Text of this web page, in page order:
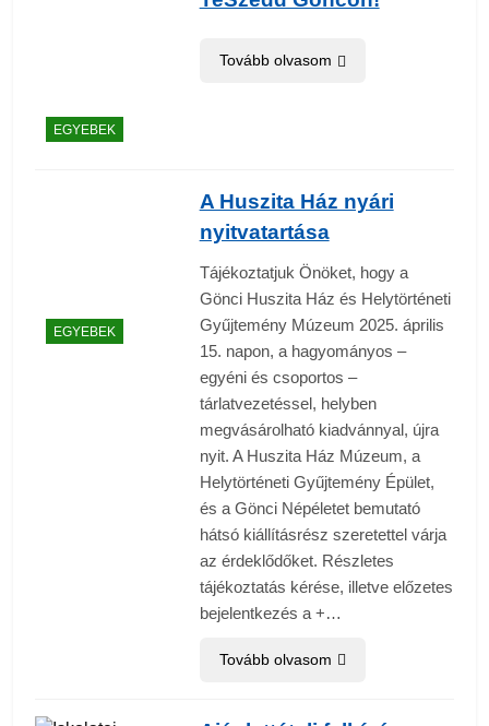
EGYEBEK
Tovább olvasom
EGYEBEK
A Huszita Ház nyári
nyitvatartása
Tájékoztatjuk Önöket, hogy a
Gönci Huszita Ház és Helytörténeti
Gyűjtemény Múzeum 2025. április
15. napon, a hagyományos –
egyéni és csoportos –
tárlatvezetéssel, helyben
megvásárolható kiadvánnyal, újra
nyit. A Huszita Ház Múzeum, a
Helytörténeti Gyűjtemény Épület,
és a Gönci Népéletet bemutató
hátsó kiállításrész szeretettel várja
az érdeklődőket. Részletes
tájékoztatás kérése, illetve előzetes
bejelentkezés a +…
Tovább olvasom